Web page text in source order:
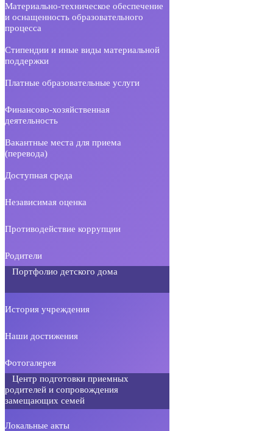
Материально-техническое обеспечение
и оснащенность образовательного
процесса
Стипендии и иные виды материальной
поддержки
Платные образовательные услуги
Финансово-хозяйственная
деятельность
Вакантные места для приема
(перевода)
Доступная среда
Независимая оценка
Противодействие коррупции
Родители
Портфолио детского дома
История учреждения
Наши достижения
Фотогалерея
Центр подготовки приемных
родителей и сопровождения
замещающих семей
Локальные акты